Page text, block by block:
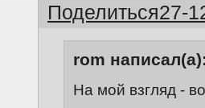
Поделиться27-
rom
На мой взгляд -